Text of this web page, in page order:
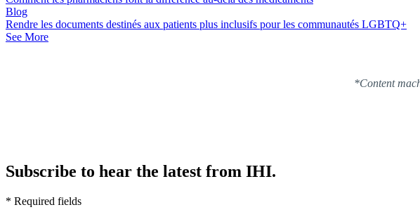
Blog
Rendre les documents destinés aux patients plus inclusifs pour les communautés LGBTQ+
See More
*Content
Subscribe to hear the latest from IHI.
* Required fields